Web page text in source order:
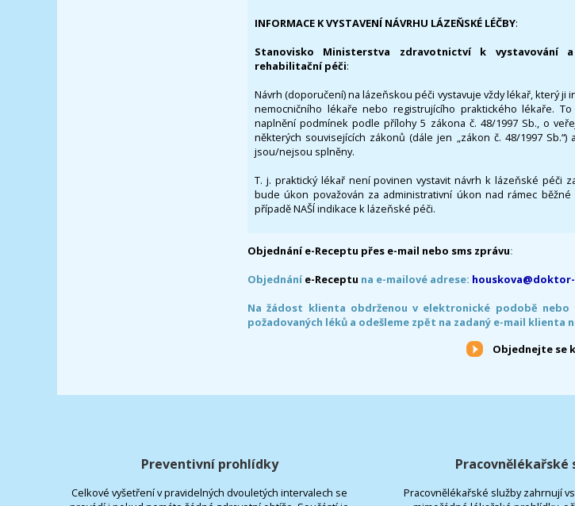
INFORMACE K VYSTAVENÍ NÁVRHU LÁZEŇSKÉ LÉČBY:
Stanovisko Ministerstva zdravotnictví k vystavování
rehabilitační péči:
Návrh (doporučení) na lázeňskou péči vystavuje vždy lékař, který
nemocničního lékaře nebo registrujícího praktického lékaře.
naplnění podmínek podle přílohy 5 zákona č. 48/1997 Sb., o
některých souvisejících zákonů (dále jen „zákon č. 48/1997
jsou/nejsou splněny.
T. j. praktický lékař není povinen vystavit návrh k lázeňské péči
bude úkon považován za administrativní úkon nad rámec
případě NAŠÍ indikace k lázeňské péči.
Objednání e-Receptu přes e-mail nebo sms zprávu:
Objednáníe-Receptu na e-mailové adrese:
Na žádost klienta obdrženou v elektronické podobě nebo
požadovaných léků a odešleme zpět na zadaný e-mail klienta
Objednejte se
Preventivní prohlídky
Celkové vyšetření v pravidelných dvouletých intervalech se
Pracovnělékařské
Pracovnělékařské služby zahrnují